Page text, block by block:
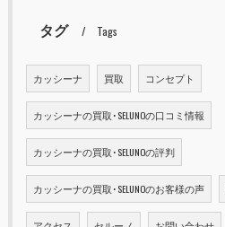
タグ Tags
カッシーナ 買取 コンセプト
カッシーナの買取･SELUNOの口コミ情報
カッシーナの買取･SELUNOの評判
カッシーナの買取･SELUNOのお客様の声